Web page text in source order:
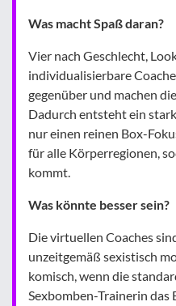
Was macht Spaß daran?
Vier nach Geschlecht,
individualisierbare
gegenüber und machen
Dadurch entsteht ein
nur einen reinen Box-
für alle Körperregionen,
kommt.
Was könnte besser sein?
Die virtuellen Coaches
unzeitgemäß sexistisch
komisch, wenn die
Sexbomben-Trainerin